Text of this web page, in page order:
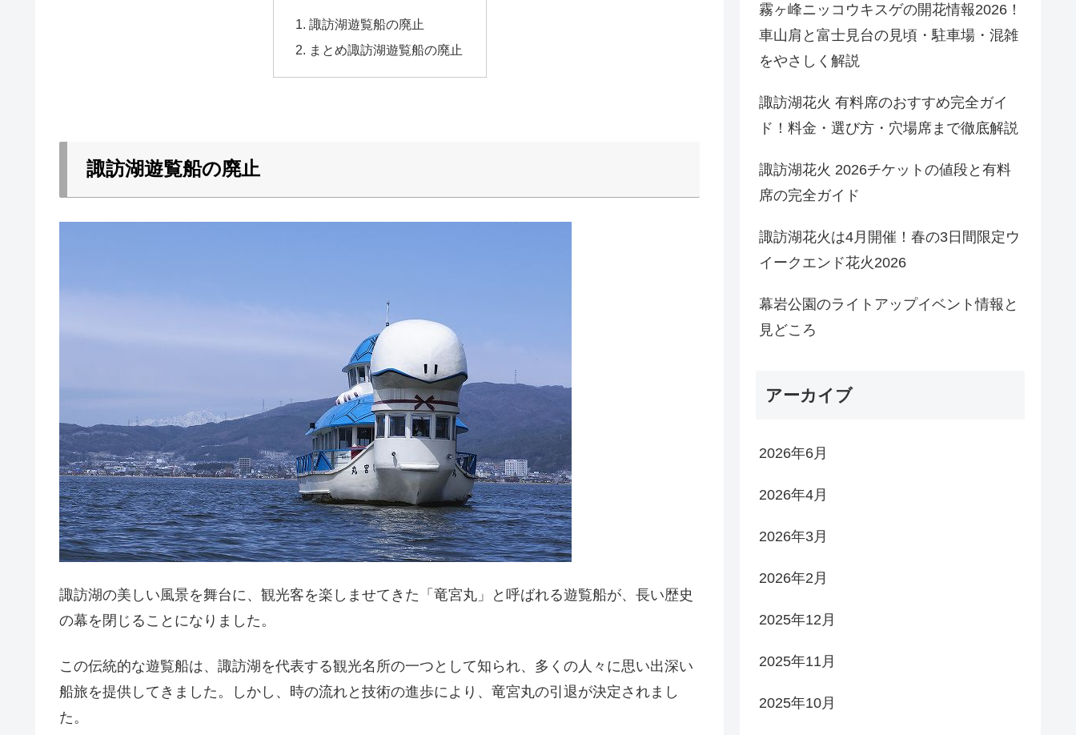
諏訪湖遊覧船の廃止
まとめ諏訪湖遊覧船の廃止
諏訪湖遊覧船の廃止
諏訪湖の美しい風景を舞台に、観光客を楽しませてきた「竜宮丸」と呼ばれる遊覧船が、長い歴史
の幕を閉じることになりました。
この伝統的な遊覧船は、諏訪湖を代表する観光名所の一つとして知られ、多くの人々に思い出深い
船旅を提供してきました。しかし、時の流れと技術の進歩により、竜宮丸の引退が決定されまし
た。
霧ヶ峰ニッコウキスゲの開花情報2026！
車山肩と富士見台の見頃・駐車場・混雑
をやさしく解説
諏訪湖花火 有料席のおすすめ完全ガイ
ド！料金・選び方・穴場席まで徹底解説
諏訪湖花火 2026チケットの値段と有料
席の完全ガイド
諏訪湖花火は4月開催！春の3日間限定ウ
イークエンド花火2026
幕岩公園のライトアップイベント情報と
見どころ
アーカイブ
2026年6月
2026年4月
2026年3月
2026年2月
2025年12月
2025年11月
2025年10月